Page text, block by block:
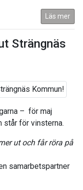
Läs mer
Strängnäs
– för maj
står för vinsterna.
ut och får röra på
samarbetspartner